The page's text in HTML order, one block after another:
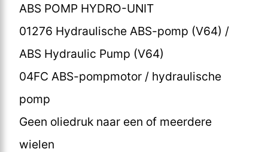
ABS POMP HYDRO-UNIT
01276 Hydraulische ABS-pomp (V64) /
ABS Hydraulic Pump (V64)
04FC ABS-pompmotor / hydraulische
pomp
Geen oliedruk naar een of meerdere
wielen